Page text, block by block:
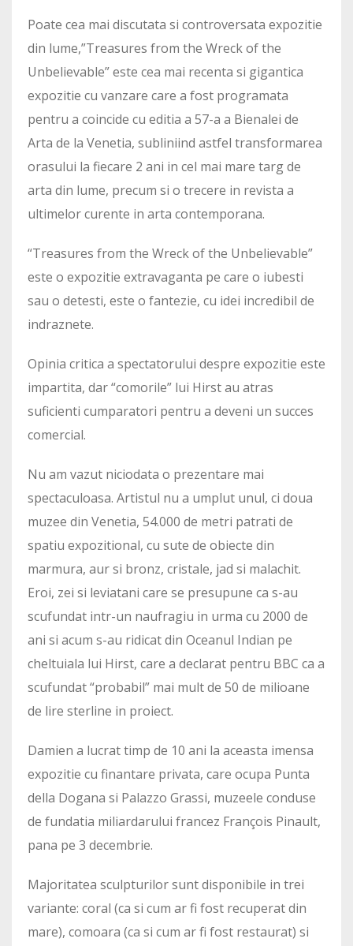
Poate cea mai discutata si controversata expozitie
din lume,”Treasures from the Wreck of the
Unbelievable” este cea mai recenta si gigantica
expozitie cu vanzare care a fost programata
pentru a coincide cu editia a 57-a a Bienalei de
Arta de la Venetia, subliniind astfel transformarea
orasului la fiecare 2 ani in cel mai mare targ de
arta din lume, precum si o trecere in revista a
ultimelor curente in arta contemporana.
“Treasures from the Wreck of the Unbelievable”
este o expozitie extravaganta pe care o iubesti
sau o detesti, este o fantezie, cu idei incredibil de
indraznete.
Opinia critica a spectatorului despre expozitie este
impartita, dar “comorile” lui Hirst au atras
suficienti cumparatori pentru a deveni un succes
comercial.
Nu am vazut niciodata o prezentare mai
spectaculoasa. Artistul nu a umplut unul, ci doua
muzee din Venetia, 54.000 de metri patrati de
spatiu expozitional, cu sute de obiecte din
marmura, aur si bronz, cristale, jad si malachit.
Eroi, zei si leviatani care se presupune ca s-au
scufundat intr-un naufragiu in urma cu 2000 de
ani si acum s-au ridicat din Oceanul Indian pe
cheltuiala lui Hirst, care a declarat pentru BBC ca a
scufundat “probabil” mai mult de 50 de milioane
de lire sterline in proiect.
Damien a lucrat timp de 10 ani la aceasta imensa
expozitie cu finantare privata, care ocupa Punta
della Dogana si Palazzo Grassi, muzeele conduse
de fundatia miliardarului francez François Pinault,
pana pe 3 decembrie.
Majoritatea sculpturilor sunt disponibile in trei
variante: coral (ca si cum ar fi fost recuperat din
mare), comoara (ca si cum ar fi fost restaurat) si